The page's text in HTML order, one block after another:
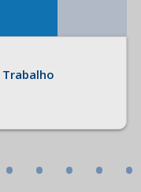
• • • • •